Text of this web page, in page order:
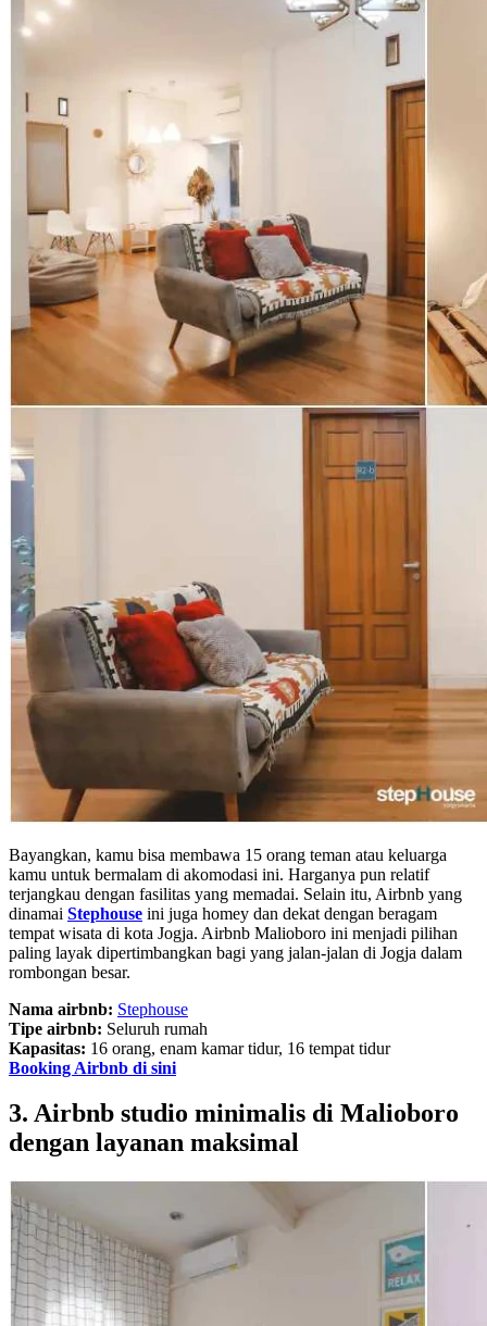
Bayangkan, kamu bisa membawa 15 orang teman atau keluarga
kamu untuk bermalam di akomodasi ini. Harganya pun relatif
terjangkau dengan fasilitas yang memadai. Selain itu, Airbnb yang
dinamai Stephouse ini juga homey dan dekat dengan beragam
tempat wisata di kota Jogja. Airbnb Malioboro ini menjadi pilihan
paling layak dipertimbangkan bagi yang jalan-jalan di Jogja dalam
rombongan besar.
Nama airbnb: Stephouse
Tipe airbnb: Seluruh rumah
Kapasitas: 16 orang, enam kamar tidur, 16 tempat tidur
Booking Airbnb di sini
3. Airbnb studio minimalis di Malioboro
dengan layanan maksimal